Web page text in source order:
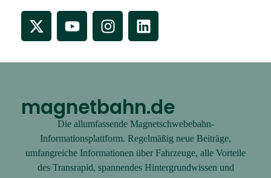
magnetbahn.de
Die allumfassende Magnetschwebebahn-
Informationsplattform. Regelmäßig neue Beiträge,
umfangreiche Informationen über Fahrzeuge, alle Vorteile
des Transrapid, spannendes Hintergrundwissen und